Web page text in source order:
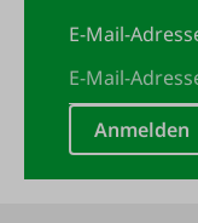
E-Mail-
Anmelden